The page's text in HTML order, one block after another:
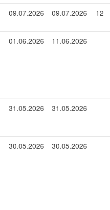
09.07.2026 09.07.2026 12
01.06.2026 11.06.2026
31.05.2026 31.05.2026
30.05.2026 30.05.2026